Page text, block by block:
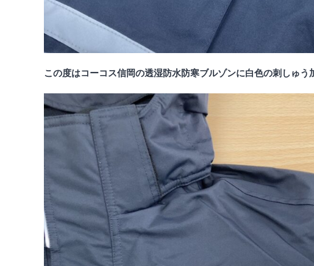
この度はコーコス信岡の透湿防水防寒ブルゾンに白色の刺しゅう